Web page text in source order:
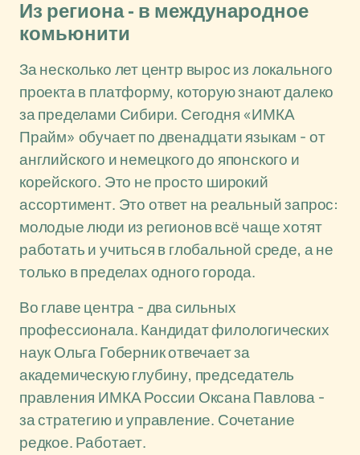
Из региона - в международное
комьюнити
За несколько лет центр вырос из локального
проекта в платформу, которую знают далеко
за пределами Сибири. Сегодня «ИМКА
Прайм» обучает по двенадцати языкам - от
английского и немецкого до японского и
корейского. Это не просто широкий
ассортимент. Это ответ на реальный запрос:
молодые люди из регионов всё чаще хотят
работать и учиться в глобальной среде, а не
только в пределах одного города.
Во главе центра - два сильных
профессионала. Кандидат филологических
наук Ольга Гоберник отвечает за
академическую глубину, председатель
правления ИМКА России Оксана Павлова -
за стратегию и управление. Сочетание
редкое. Работает.